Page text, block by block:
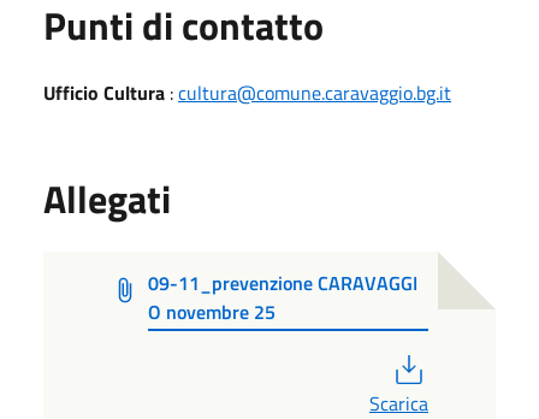
Punti di contatto
Ufficio Cultura :cultura@comune.caravaggio.bg.it
Allegati
09-11_prevenzione CARAVAGGI
O novembre 25
Scarica